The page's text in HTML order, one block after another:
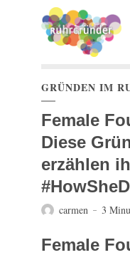
GRÜNDEN IM
Female
Diese
erzählen
carmen 3
Female